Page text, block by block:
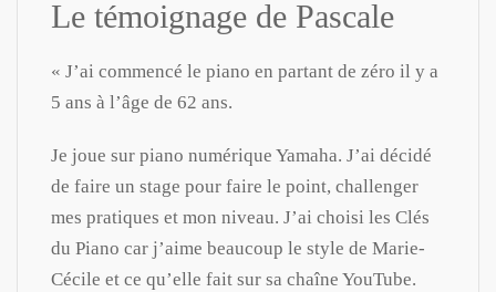
Le témoignage de Pascale
« J’ai commencé le piano en partant de zéro il y a
5 ans à l’âge de 62 ans.
Je joue sur piano numérique Yamaha. J’ai décidé
de faire un stage pour faire le point, challenger
mes pratiques et mon niveau. J’ai choisi les Clés
du Piano car j’aime beaucoup le style de Marie-
Cécile et ce qu’elle fait sur sa chaîne YouTube.